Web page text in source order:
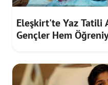
Eleşkirt'te Yaz Tatili
Gençler Hem